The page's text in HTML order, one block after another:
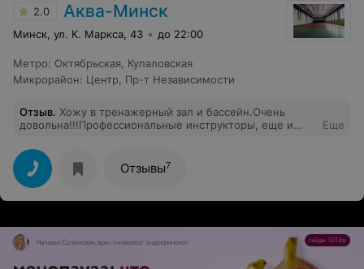
2.0 Аква-Минск
Минск, ул. К. Маркса, 43 до 22:00
Метро: Октябрьская, Купаловская
Микрорайон: Центр, Пр-т Независимости
Отзыв. Хожу в тренажерный зал и бассейн.Очень
довольна!!!Профессиональные инструкторы, еще и
заряжаюсь положительными эмоциями, отличным
настроением и физически чувствую себя
замечательно!!!)Спасибо!
Еще
Отзывы7